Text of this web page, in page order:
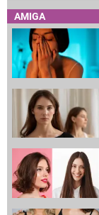
AMIGA